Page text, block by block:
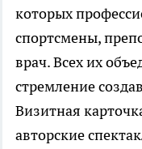
которых
спортсмены,
врач. Всех их
стремление
Визитная
авторские